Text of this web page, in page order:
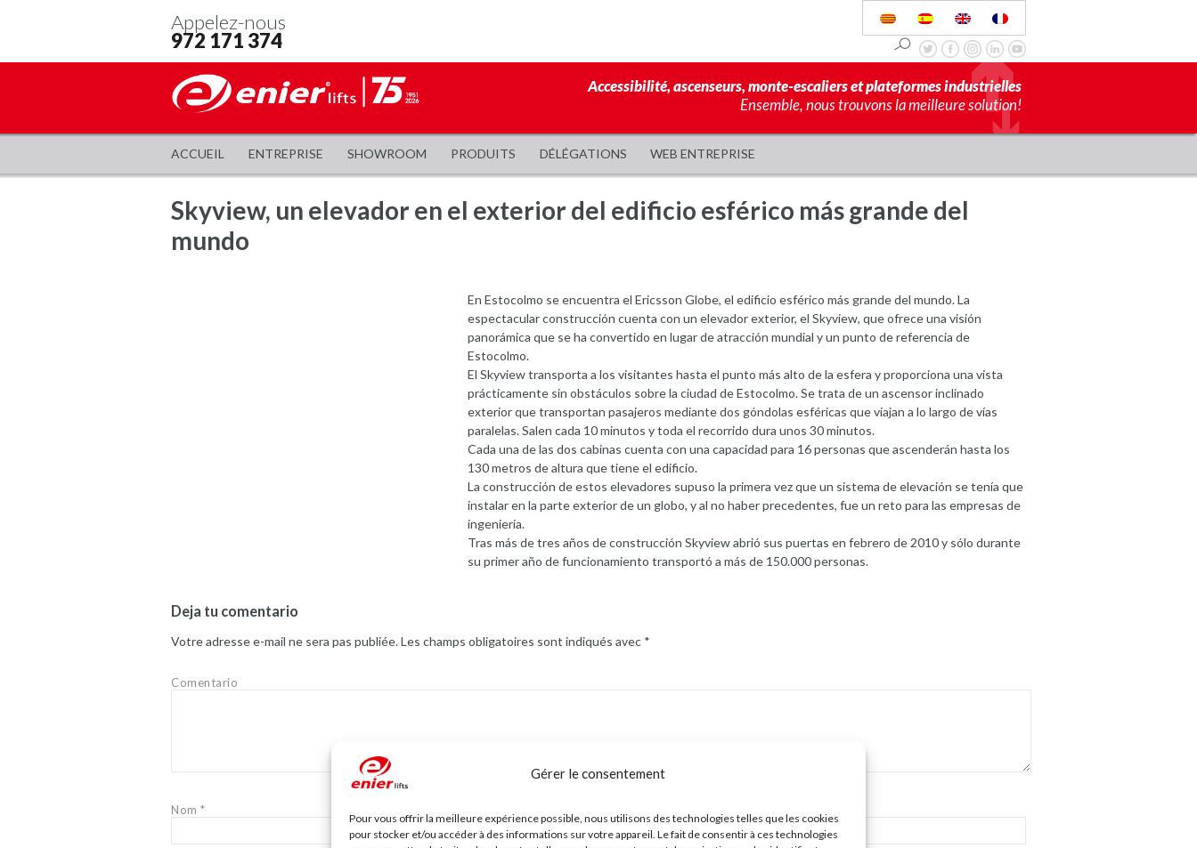
Gérer le consentement
Pour vous offrir la meilleure expérience possible, nous utilisons des technologies telles que les cookies
pour stocker et/ou accéder à des informations sur votre appareil. Le fait de consentir à ces technologies
Appelez-nous
972 171 374
Accessibilité, ascenseurs, monte-escaliers et plateformes industrielles
Ensemble, nous trouvons la meilleure solution!
ACCUEIL ENTREPRISE SHOWROOM PRODUITS DÉLÉGATIONS WEB ENTREPRISE
Skyview, un elevador en el exterior del edificio esférico más grande del
mundo
En Estocolmo se encuentra el Ericsson Globe, el edificio esférico más grande del mundo. La
espectacular construcción cuenta con un elevador exterior, el Skyview, que ofrece una visión
panorámica que se ha convertido en lugar de atracción mundial y un punto de referencia de
Estocolmo.
El Skyview transporta a los visitantes hasta el punto más alto de la esfera y proporciona una vista
prácticamente sin obstáculos sobre la ciudad de Estocolmo. Se trata de un ascensor inclinado
exterior que transportan pasajeros mediante dos góndolas esféricas que viajan a lo largo de vías
paralelas. Salen cada 10 minutos y toda el recorrido dura unos 30 minutos.
Cada una de las dos cabinas cuenta con una capacidad para 16 personas que ascenderán hasta los
130 metros de altura que tiene el edificio.
La construcción de estos elevadores supuso la primera vez que un sistema de elevación se tenía que
instalar en la parte exterior de un globo, y al no haber precedentes, fue un reto para las empresas de
ingeniería.
Tras más de tres años de construcción Skyview abrió sus puertas en febrero de 2010 y sólo durante
su primer año de funcionamiento transportó a más de 150.000 personas.
Deja tu comentario
Votre adresse e-mail ne sera pas publiée.Les champs obligatoires sont indiqués avec *
Comentario
Nom *